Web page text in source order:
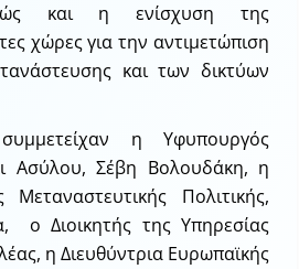
και η ενίσχυση της
χώρες για την αντιμετώπιση
και των δικτύων
η Υφυπουργός
Ασύλου, Σέβη Βολουδάκη, η
Μεταναστευτικής Πολιτικής,
ο Διοικητής της Υπηρεσίας
η Διευθύντρια Ευρωπαϊκής